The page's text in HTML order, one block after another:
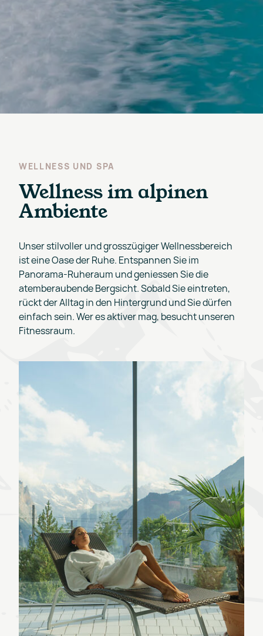
WELLNESS UND SPA
Wellness im alpinen
Ambiente
Unser stilvoller und grosszügiger Wellnessbereich
ist eine Oase der Ruhe. Entspannen Sie im
Panorama-Ruheraum und geniessen Sie die
atemberaubende Bergsicht. Sobald Sie eintreten,
rückt der Alltag in den Hintergrund und Sie dürfen
einfach sein. Wer es aktiver mag, besucht unseren
Fitnessraum.